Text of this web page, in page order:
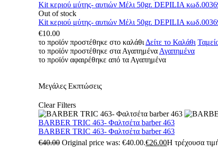
Kit κεριού μύτης- αυτιών Μέλι 50gr. DEPILIA
Out of stock
Kit κεριού μύτης- αυτιών Μέλι 50gr. DEPILIA
€10.00
το προϊόν προστέθηκε στο καλάθι Δείτε το Καλάθι
το προϊόν προστέθηκε στα Αγαπημένα Αγαπημένα
το προϊόν αφαιρέθηκε από τα Αγαπημένα
Μεγάλες Εκπτώσεις
Clear Filters
BARBER TRIC 463- Φαλτσέτα barber 463
BARBER TRIC 463- Φαλτσέτα barber 463
€40.00 Original price was: €40.00.€26.00Η τρέχουσα